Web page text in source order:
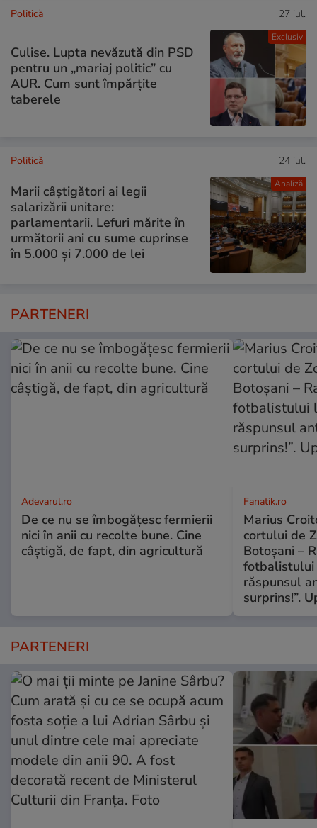
Exclusiv
Politică 27 iul.
Culise. Lupta nevăzută din PSD
pentru un „mariaj politic” cu
AUR. Cum sunt împărțite
taberele
Analiză
Politică 24 iul.
Marii câștigători ai legii
salarizării unitare:
parlamentarii. Lefuri mărite în
următorii ani cu sume cuprinse
în 5.000 și 7.000 de lei
PARTENERI
Adevarul.ro
De ce nu se îmbogățesc fermierii
nici în anii cu recolte bune. Cine
câștigă, de fapt, din agricultură
Fanatik.ro
Marius
cortului de
Botoșani –
răspunsul
surprins!”.
PARTENERI